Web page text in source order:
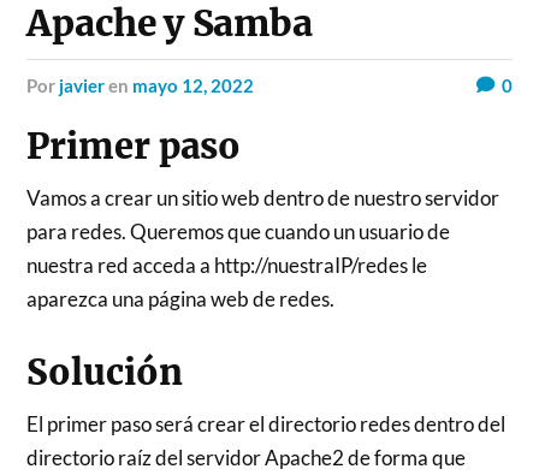
Apache y Samba
por javieren mayo 12, 2022 0
Primer paso
Vamos a crear un sitio web dentro de nuestro servidor
para redes. Queremos que cuando un usuario de
nuestra red acceda a http://nuestraIP/redes le
aparezca una página web de redes.
Solución
El primer paso será crear el directorio redes dentro del
directorio raíz del servidor Apache2 de forma que